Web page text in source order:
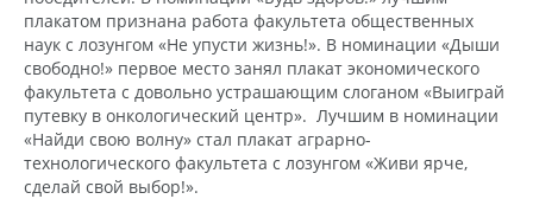
плакатом признана работа факультета общественных
наук с лозунгом «Не упусти жизнь!». В номинации «Дыши
свободно!» первое место занял плакат экономического
факультета с довольно устрашающим слоганом «Выиграй
путевку в онкологический центр». Лучшим в номинации
«Найди свою волну» стал плакат аграрно-
технологического факультета с лозунгом «Живи ярче,
сделай свой выбор!».